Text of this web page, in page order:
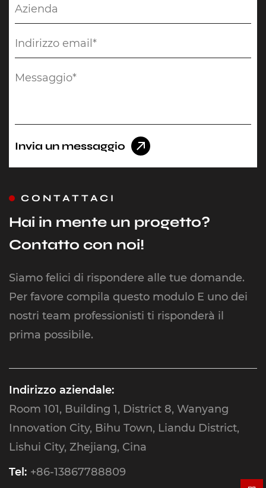
Invia un messaggio
CONTATTACI
Hai in mente un progetto?
Contatto con noi!
Siamo felici di rispondere alle tue domande.
Per favore compila questo modulo E uno dei
nostri team professionisti ti risponderà il
prima possibile.
Indirizzo aziendale:
Room 101, Building 1, District 8, Wanyang
Innovation City, Bihu Town, Liandu District,
Lishui City, Zhejiang, Cina
Tel: +86-13867788809